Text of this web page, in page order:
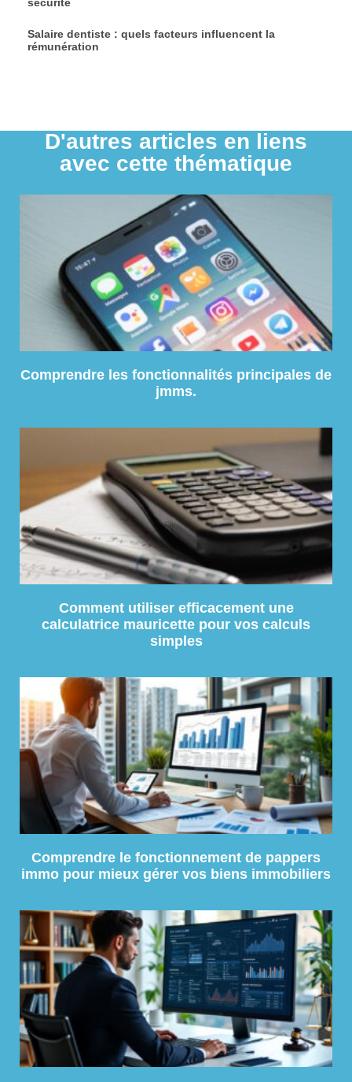
Salaire dentiste : quels facteurs influencent la
rémunération
D'autres articles en liens
avec cette thématique
Comprendre les fonctionnalités principales de
jmms.
Comment utiliser efficacement une
calculatrice mauricette pour vos calculs
simples
Comprendre le fonctionnement de pappers
immo pour mieux gérer vos biens immobiliers